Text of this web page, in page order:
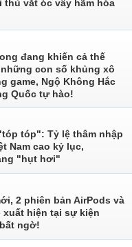
vắt óc vây hãm hóa
đang khiến cả thế
con số khủng xô
game, Ngộ Không Hắc
Quốc tự hào!
tóp": Tỷ lệ thâm nhập
Nam cao kỷ lục,
"hụt hơi"
2 phiên bản AirPods và
xuất hiện tại sự kiện
ngờ!